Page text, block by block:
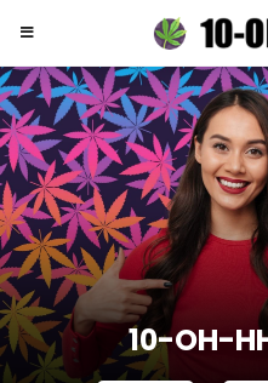
10-OH-